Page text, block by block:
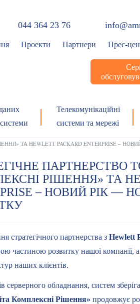
044 364 23 76
Проекти Партнери Прес-
Телекомунікаційні
системи та мережі
ТА HEWLETT PACKARD ENTERPRISE –
ПАРТНЕРСТВО
РІШЕННЯ» ТА
– НОВИЙ РІК —
стратегічного партнерства з Hewlett
частиною розвитку нашої
наших клієнтів.
серверного обладнання, систем
Комплексні Рішення» продовжує